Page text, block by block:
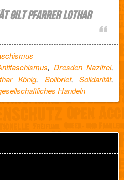
GILT PFARRER LOTHAR
,Dresden Nazifrei,
König, Solibrief, Solidarität,
Handeln